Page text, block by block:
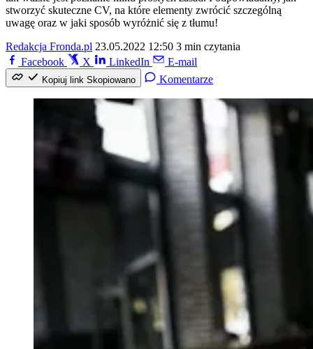
stworzyć skuteczne CV, na które elementy zwrócić szczególną
uwagę oraz w jaki sposób wyróżnić się z tłumu!
Redakcja Fronda.pl 23.05.2022 12:50 3 min czytania
Facebook
X LinkedIn E-mail
Kopiuj link Skopiowano Komentarze